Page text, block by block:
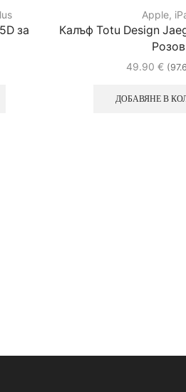
за
Apple,
Калъф Totu Design
Розов
49.90 €
ДОБАВЯНЕ В